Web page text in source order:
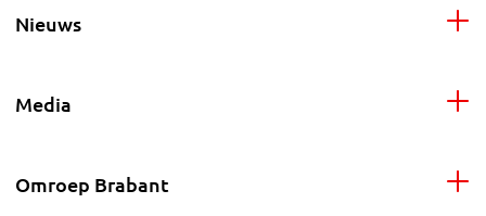
Nieuws
Media
Omroep Brabant